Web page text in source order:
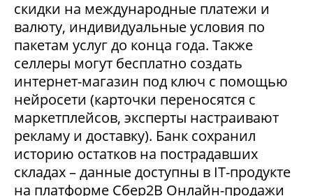
скидки на международные платежи и
валюту, индивидуальные условия по
пакетам услуг до конца года. Также
селлеры могут бесплатно создать
интернет-магазин под ключ с помощью
нейросети (карточки переносятся с
маркетплейсов, эксперты настраивают
рекламу и доставку). Банк сохранил
историю остатков на пострадавших
складах – данные доступны в IT-продукте
на платформе Сбер2В Онлайн-продажи